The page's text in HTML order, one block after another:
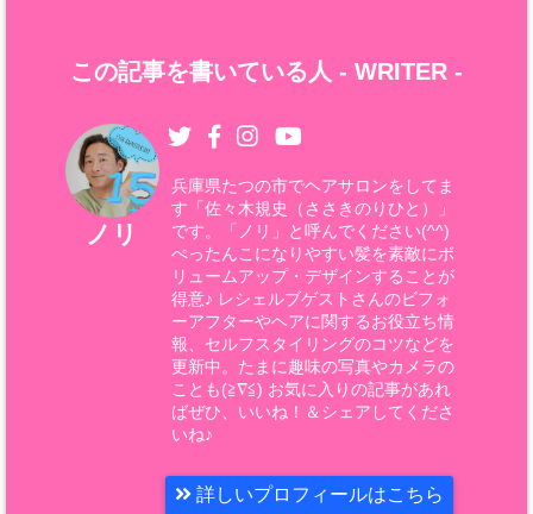
この記事を書いている人 - WRITER -
ノリ
兵庫県たつの市でヘアサロンをしてま
す「佐々木規史（ささきのりひと）」
です。「ノリ」と呼んでください(^^)
ぺったんこになりやすい髪を素敵にボ
リュームアップ・デザインすることが
得意♪ レシェルブゲストさんのビフォ
ーアフターやヘアに関するお役立ち情
報、セルフスタイリングのコツなどを
更新中。たまに趣味の写真やカメラの
ことも(≧∇≦) お気に入りの記事があれ
ばぜひ、いいね！＆シェアしてくださ
いね♪
詳しいプロフィールはこちら